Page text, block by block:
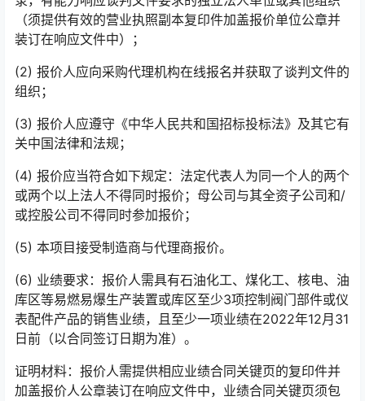
（须提供有效的营业执照副本复印件加盖报价单位公章并
装订在响应文件中）；
(2) 报价人应向采购代理机构在线报名并获取了谈判文件的
组织；
(3) 报价人应遵守《中华人民共和国招标投标法》及其它有
关中国法律和法规；
(4) 报价应当符合如下规定：法定代表人为同一个人的两个
或两个以上法人不得同时报价；母公司与其全资子公司和/
或控股公司不得同时参加报价；
(5) 本项目接受制造商与代理商报价。
(6) 业绩要求：报价人需具有石油化工、煤化工、核电、油
库区等易燃易爆生产装置或库区至少3项控制阀门部件或仪
表配件产品的销售业绩，且至少一项业绩在2022年12月31
日前（以合同签订日期为准）。
证明材料：报价人需提供相应业绩合同关键页的复印件并
加盖报价人公章装订在响应文件中，业绩合同关键页须包